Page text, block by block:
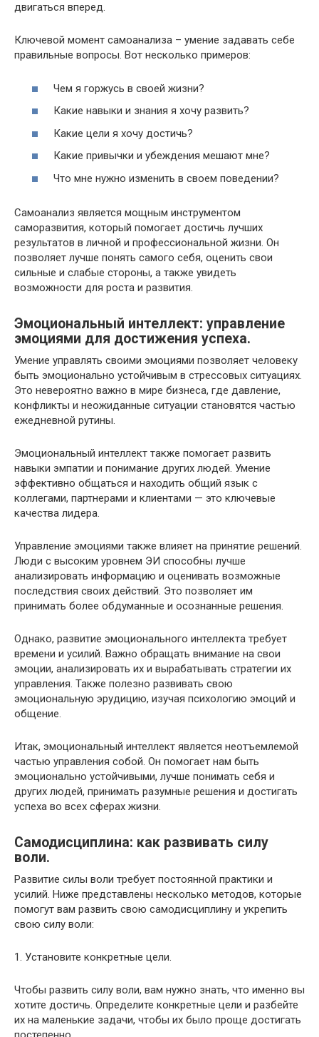
двигаться вперед.
Ключевой момент самоанализа – умение задавать себе
правильные вопросы. Вот несколько примеров:
Чем я горжусь в своей жизни?
Какие навыки и знания я хочу развить?
Какие цели я хочу достичь?
Какие привычки и убеждения мешают мне?
Что мне нужно изменить в своем поведении?
Самоанализ является мощным инструментом
саморазвития, который помогает достичь лучших
результатов в личной и профессиональной жизни. Он
позволяет лучше понять самого себя, оценить свои
сильные и слабые стороны, а также увидеть
возможности для роста и развития.
Эмоциональный интеллект: управление
эмоциями для достижения успеха.
Умение управлять своими эмоциями позволяет человеку
быть эмоционально устойчивым в стрессовых ситуациях.
Это невероятно важно в мире бизнеса, где давление,
конфликты и неожиданные ситуации становятся частью
ежедневной рутины.
Эмоциональный интеллект также помогает развить
навыки эмпатии и понимание других людей. Умение
эффективно общаться и находить общий язык с
коллегами, партнерами и клиентами — это ключевые
качества лидера.
Управление эмоциями также влияет на принятие решений.
Люди с высоким уровнем ЭИ способны лучше
анализировать информацию и оценивать возможные
последствия своих действий. Это позволяет им
принимать более обдуманные и осознанные решения.
Однако, развитие эмоционального интеллекта требует
времени и усилий. Важно обращать внимание на свои
эмоции, анализировать их и вырабатывать стратегии их
управления. Также полезно развивать свою
эмоциональную эрудицию, изучая психологию эмоций и
общение.
Итак, эмоциональный интеллект является неотъемлемой
частью управления собой. Он помогает нам быть
эмоционально устойчивыми, лучше понимать себя и
других людей, принимать разумные решения и достигать
успеха во всех сферах жизни.
Самодисциплина: как развивать силу
воли.
Развитие силы воли требует постоянной практики и
усилий. Ниже представлены несколько методов, которые
помогут вам развить свою самодисциплину и укрепить
свою силу воли:
1. Установите конкретные цели.
Чтобы развить силу воли, вам нужно знать, что именно вы
хотите достичь. Определите конкретные цели и разбейте
их на маленькие задачи, чтобы их было проще достигать